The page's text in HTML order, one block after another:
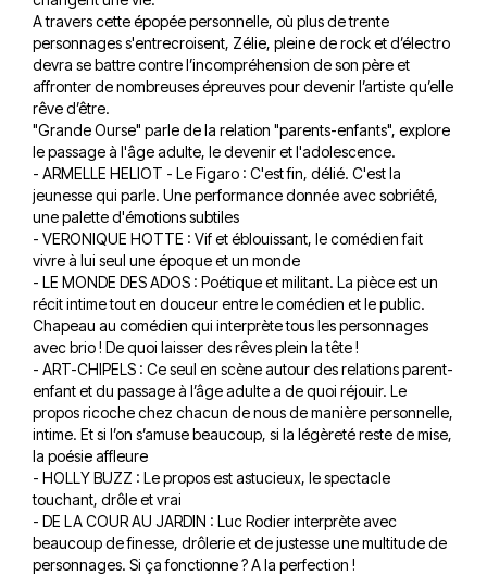
A travers cette épopée personnelle, où plus de trente
personnages s'entrecroisent, Zélie, pleine de rock et d’électro
devra se battre contre l’incompréhension de son père et
affronter de nombreuses épreuves pour devenir l’artiste qu’elle
rêve d’être.
"Grande Ourse" parle de la relation "parents-enfants", explore
le passage à l'âge adulte, le devenir et l'adolescence.
- ARMELLE HELIOT - Le Figaro : C'est fin, délié. C'est la
jeunesse qui parle. Une performance donnée avec sobriété,
une palette d'émotions subtiles
- VERONIQUE HOTTE : Vif et éblouissant, le comédien fait
vivre à lui seul une époque et un monde
- LE MONDE DES ADOS : Poétique et militant. La pièce est un
récit intime tout en douceur entre le comédien et le public.
Chapeau au comédien qui interprète tous les personnages
avec brio ! De quoi laisser des rêves plein la tête !
- ART-CHIPELS : Ce seul en scène autour des relations parent-
enfant et du passage à l’âge adulte a de quoi réjouir. Le
propos ricoche chez chacun de nous de manière personnelle,
intime. Et si l’on s’amuse beaucoup, si la légèreté reste de mise,
la poésie affleure
- HOLLY BUZZ : Le propos est astucieux, le spectacle
touchant, drôle et vrai
- DE LA COUR AU JARDIN : Luc Rodier interprète avec
beaucoup de finesse, drôlerie et de justesse une multitude de
personnages. Si ça fonctionne ? A la perfection !